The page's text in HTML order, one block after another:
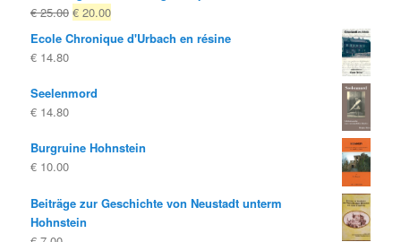
€25.00 Le
d'origine
€ 25.00
€ 20.00Le
actuel
Ecole Chronique d'Urbach en résine
€ 14.80
Seelenmord
€ 14.80
Burgruine Hohnstein
€ 10.00
Beiträge zur Geschichte von Neustadt unterm
Hohnstein